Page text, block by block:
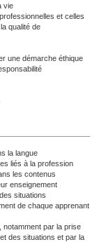
vie
et celles
qualité de
une démarche éthique
la langue
liés à la profession
les contenus
enseignement
situations
de chaque apprenant
notamment par la prise
des situations et par la